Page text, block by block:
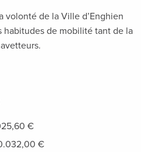
volonté de la Ville d’Enghien
habitudes de mobilité tant de la
€
€